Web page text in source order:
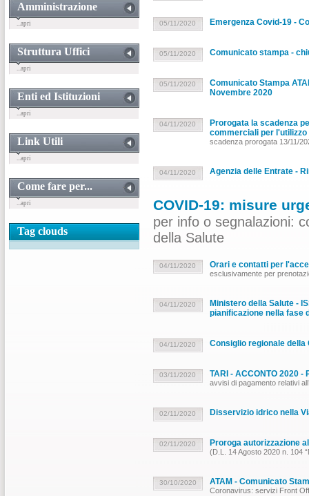
Amministrazione
...apri
Struttura Uffici
...apri
Enti ed Istituzioni
...apri
Link Utili
...apri
Come fare per...
...apri
Tag clouds
05/11/2020 Emergenza Covid-19 -
05/11/2020 Comunicato stampa -
05/11/2020
Comunicato Stampa
Novembre 2020
04/11/2020
Prorogata la scadenza
commerciali per l'utilizzo
scadenza prorogata 13/11/
04/11/2020 Agenzia delle Entrate -
COVID-19: misure
per info o segnalazioni:
della Salute
04/11/2020 Orari e contatti per
esclusivamente per
04/11/2020
Ministero della Salute -
pianificazione nella fase
04/11/2020 Consiglio regionale
03/11/2020 TARI - ACCONTO 2020 -
avvisi di pagamento relativi
02/11/2020 Disservizio idrico nella
02/11/2020 Proroga autorizzazione
(D.L. 14 Agosto 2020 n. 104
30/10/2020 ATAM - Comunicato
Coronavirus: servizi Front